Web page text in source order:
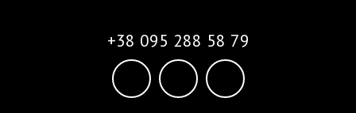
+38 095 288 58 79